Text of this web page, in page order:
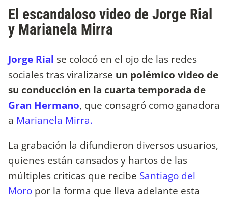
El escandaloso video de Jorge Rial
y Marianela Mirra
Jorge Rial se colocó en el ojo de las redes
sociales tras viralizarse un polémico video de
su conducción en la cuarta temporada de
Gran Hermano, que consagró como ganadora
a Marianela Mirra.
La grabación la difundieron diversos usuarios,
quienes están cansados y hartos de las
múltiples criticas que recibe Santiago del
Moro por la forma que lleva adelante esta